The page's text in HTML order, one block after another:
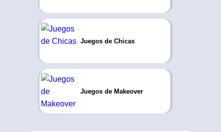
Juegos de Chicas
Juegos de Makeover